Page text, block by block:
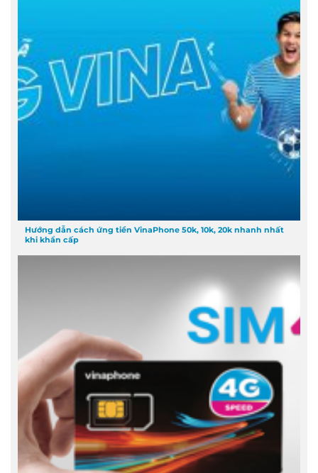
Hướng dẫn cách ứng tiền VinaPhone 50k, 10k, 20k nhanh nhất
khi khẩn cấp